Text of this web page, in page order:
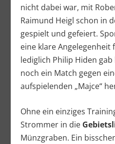
nicht dabei war, mit
Raimund Heigl schon in
gespielt und gefeiert.
eine klare Angelegenheit
lediglich Philip Hiden
noch ein Match gegen
aufspielenden „Majce“
Ohne ein einziges
Strommer in die
Münzgraben. Ein